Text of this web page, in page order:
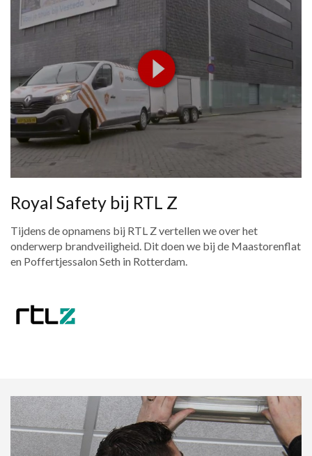
Royal Safety bij RTL Z
Tijdens de opnamens bij RTL Z vertellen we over het
onderwerp brandveiligheid. Dit doen we bij de Maastorenflat
en Poffertjessalon Seth in Rotterdam.